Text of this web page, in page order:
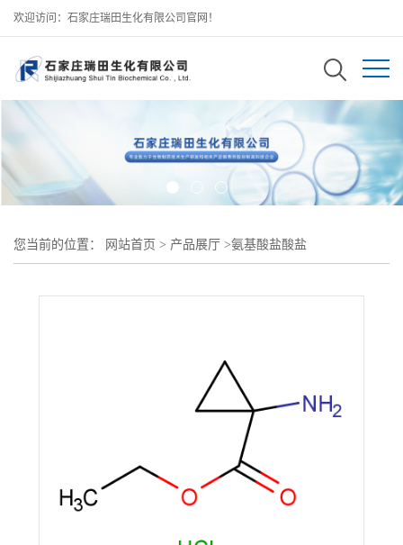
欢迎访问：石家庄瑞田生化有限公司官网！
您当前的位置： 网站首页 > 产品展厅 >氨基酸盐酸盐